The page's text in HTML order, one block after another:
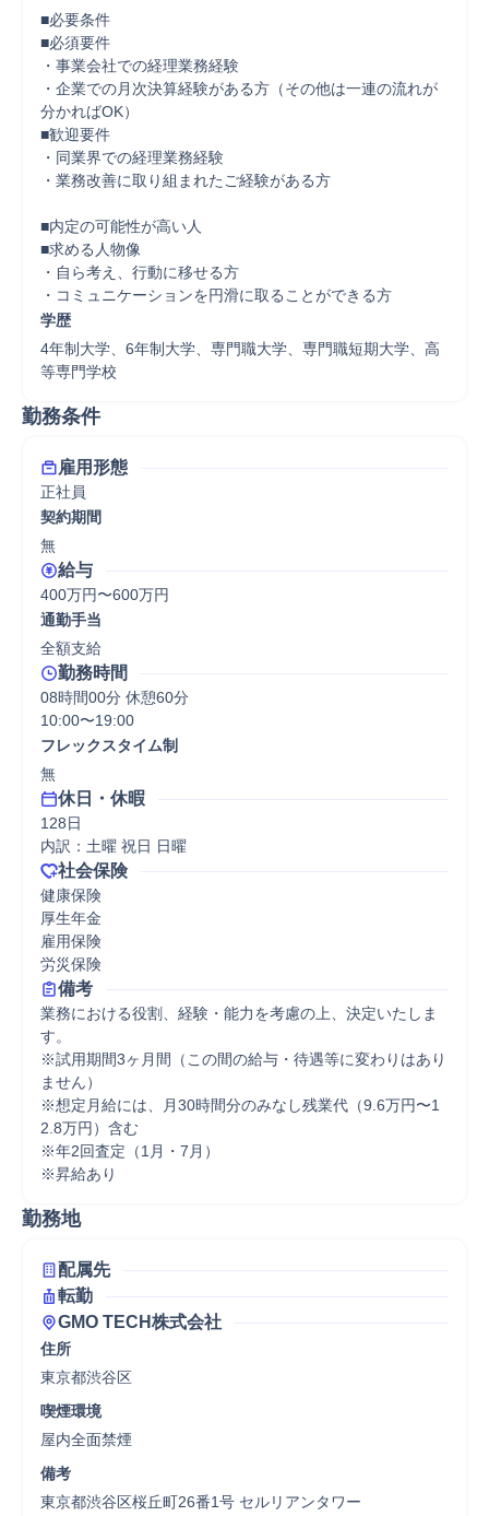
■必要条件
■必須要件
・事業会社での経理業務経験
・企業での月次決算経験がある方（その他は一連の流れが
分かればOK）
■歓迎要件
・同業界での経理業務経験
・業務改善に取り組まれたご経験がある方
■内定の可能性が高い人
■求める人物像
・自ら考え、行動に移せる方
・コミュニケーションを円滑に取ることができる方
学歴
4年制大学、6年制大学、専門職大学、専門職短期大学、高
等専門学校
勤務条件
雇用形態
正社員
契約期間
無
給与
400万円〜600万円
通勤手当
全額支給
勤務時間
08時間00分 休憩60分
10:00〜19:00
フレックスタイム制
無
休日・休暇
128日
内訳：土曜 祝日 日曜
社会保険
健康保険
厚生年金
雇用保険
労災保険
備考
業務における役割、経験・能力を考慮の上、決定いたしま
す。
※試用期間3ヶ月間（この間の給与・待遇等に変わりはあり
ません）
※想定月給には、月30時間分のみなし残業代（9.6万円〜1
2.8万円）含む
※年2回査定（1月・7月）
※昇給あり
勤務地
配属先
転勤
GMO TECH株式会社
住所
東京都渋谷区
喫煙環境
屋内全面禁煙
備考
東京都渋谷区桜丘町26番1号 セルリアンタワー